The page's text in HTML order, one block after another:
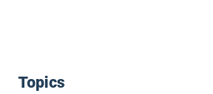
Topics